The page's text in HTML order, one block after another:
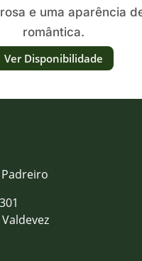
e uma aparência
romântica.
·
Ver Disponibilidade